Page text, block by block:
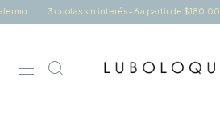
3 cuotas sin interés - 6 a partir de